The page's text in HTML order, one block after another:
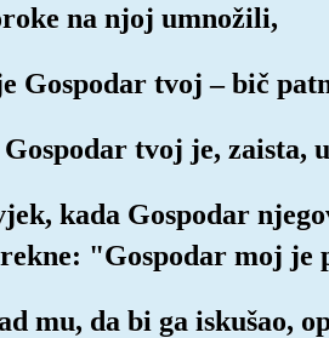
na njoj umnožili,
Gospodar tvoj – bič
tvoj je, zaista,
kada Gospodar
rekne: "Gospodar moj
mu, da bi ga iskušao,